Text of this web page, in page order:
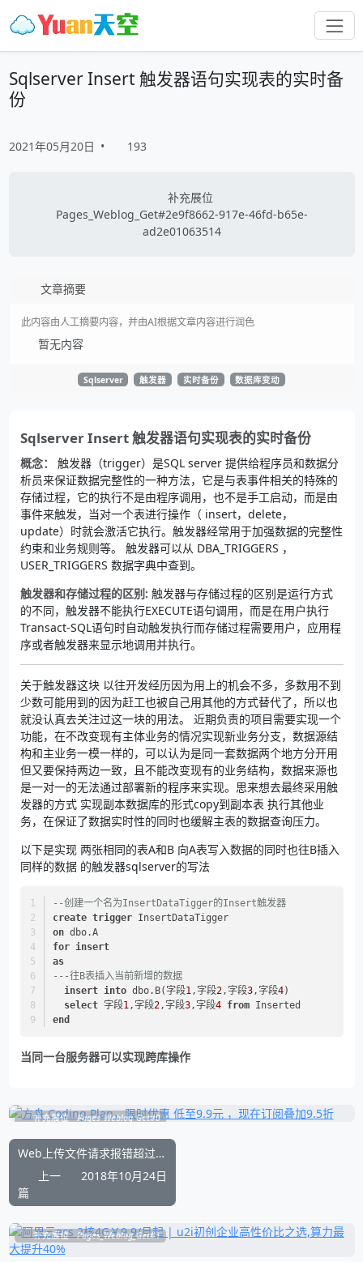
Sqlserver Insert 触发器语句实现表的实时备
份
2021年05月20日 • 193
补充展位
Pages_Weblog_Get#2e9f8662-917e-46fd-b65e-
ad2e01063514
文章摘要
此内容由人工摘要内容，并由AI根据文章内容进行润色
暂无内容
Sqlserver 触发器 实时备份 数据库变动
Sqlserver Insert 触发器语句实现表的实时备份
概念：
触发器（trigger）是SQL server 提供给程序员和数据分
析员来保证数据完整性的一种方法，它是与表事件相关的特殊的
存储过程，它的执行不是由程序调用，也不是手工启动，而是由
事件来触发，当对一个表进行操作（ insert，delete，
update）时就会激活它执行。触发器经常用于加强数据的完整性
约束和业务规则等。 触发器可以从 DBA_TRIGGERS ，
USER_TRIGGERS 数据字典中查到。
触发器和存储过程的区别: 触发器与存储过程的区别是运行方式
的不同，触发器不能执行EXECUTE语句调用，而是在用户执行
Transact-SQL语句时自动触发执行而存储过程需要用户，应用程
序或者触发器来显示地调用并执行。
关于触发器这块 以往开发经历因为用上的机会不多，多数用不到
少数可能用到的因为赶工也被自己用其他的方式替代了，所以也
就没认真去关注过这一块的用法。 近期负责的项目需要实现一个
功能，在不改变现有主体业务的情况实现新业务分支，数据源结
构和主业务一模一样的，可以认为是同一套数据两个地方分开用
但又要保持两边一致，且不能改变现有的业务结构，数据来源也
是一对一的无法通过部署新的程序来实现。思来想去最终采用触
发器的方式 实现副本数据库的形式copy到副本表 执行其他业
务，在保证了数据实时性的同时也缓解主表的数据查询压力。
以下是实现 两张相同的表A和B 向A表写入数据的同时也往B插入
同样的数据 的触发器sqlserver的写法
--创建一个名为InsertDataTigger的Insert触发器
create trigger InsertDataTigger
on dbo.A
for insert
as
---往B表插入当前新增的数据
insert into dbo.B(字段1,字段2,字段3,字段4)
select 字段1,字段2,字段3,字段4 from Inserted
end
当同一台服务器可以实现跨库操作
补充展位 Pages_Weblog_Get#0
Web上传文件请求报错超过了最大请求长度
上一
篇
2018年10月24日
补充展位 Pages_Weblog_Get#1